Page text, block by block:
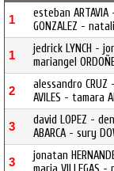
1
esteban
GONZALEZ -
1
jedrick LYNCH -
mariangel
2
alessandro CRUZ
AVILES - tamara
3
david LOPEZ -
ABARCA - sury
3
jonatan